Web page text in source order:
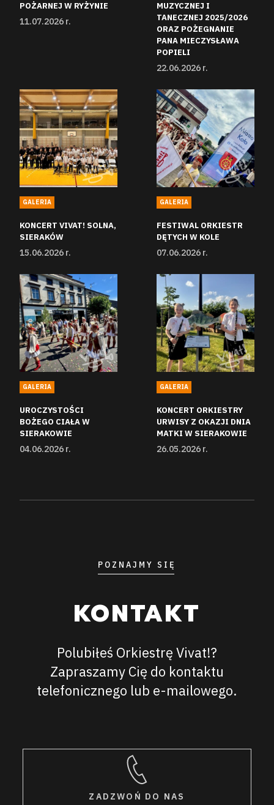
POŻARNEJ W RYŻYNIE
11.07.2026 r.
MUZYCZNEJ I
TANECZNEJ 2025/2026
ORAZ POŻEGNANIE
PANA MIECZYSŁAWA
POPIELI
22.06.2026 r.
GALERIA
KONCERT VIVAT! SOLNA,
SIERAKÓW
15.06.2026 r.
GALERIA
FESTIWAL ORKIESTR
DĘTYCH W KOLE
07.06.2026 r.
GALERIA
UROCZYSTOŚCI
BOŻEGO CIAŁA W
SIERAKOWIE
04.06.2026 r.
GALERIA
KONCERT ORKIESTRY
URWISY Z OKAZJI DNIA
MATKI W SIERAKOWIE
26.05.2026 r.
POZNAJMY SIĘ
KONTAKT
Polubiłeś Orkiestrę Vivat!?
Zapraszamy Cię do kontaktu
telefonicznego lub e-mailowego.
ZADZWOŃ DO NAS